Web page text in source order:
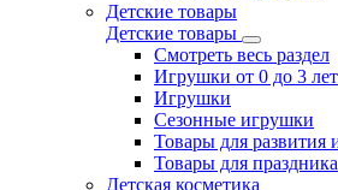
Детские товары
Детские товары
Смотреть весь раздел
Игрушки от 0 до 3 лет
Игрушки
Сезонные игрушки
Товары для развития
Товары для праздника
Детская косметика